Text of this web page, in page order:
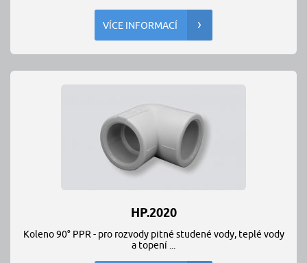
VÍCE INFORMACÍ
HP.2020
Koleno 90° PPR - pro rozvody pitné studené vody, teplé vody
a topení ...